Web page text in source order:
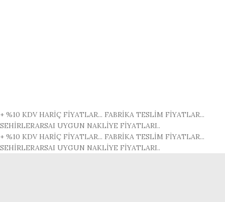
+ %10 KDV HARİÇ FİYATLAR... FABRİKA TESLİM FİYATLAR...
SEHİRLERARSAI UYGUN NAKLİYE FİYATLARI..
+ %10 KDV HARİÇ FİYATLAR... FABRİKA TESLİM FİYATLAR...
SEHİRLERARSAI UYGUN NAKLİYE FİYATLARI..